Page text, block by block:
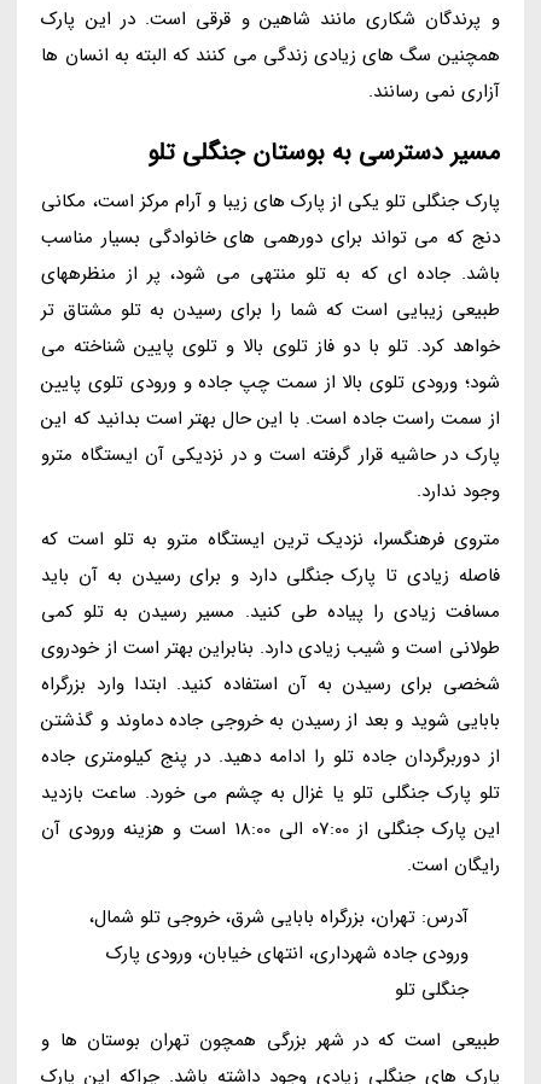
و پرندگان شکاری مانند شاهین و قرقی است. در این پارک
همچنین سگ های زیادی زندگی می کنند که البته به انسان ها
آزاری نمی رسانند.
مسیر دسترسی به بوستان جنگلی تلو
پارک جنگلی تلو یکی از پارک های زیبا و آرام مرکز است، مکانی
دنج که می تواند برای دورهمی های خانوادگی بسیار مناسب
باشد. جاده ای که به تلو منتهی می شود، پر از منظرههای
طبیعی زیبایی است که شما را برای رسیدن به تلو مشتاق تر
خواهد کرد. تلو با دو فاز تلوی بالا و تلوی پایین شناخته می
شود؛ ورودی تلوی بالا از سمت چپ جاده و ورودی تلوی پایین
از سمت راست جاده است. با این حال بهتر است بدانید که این
پارک در حاشیه قرار گرفته است و در نزدیکی آن ایستگاه مترو
وجود ندارد.
متروی فرهنگسرا، نزدیک ترین ایستگاه مترو به تلو است که
فاصله زیادی تا پارک جنگلی دارد و برای رسیدن به آن باید
مسافت زیادی را پیاده طی کنید. مسیر رسیدن به تلو کمی
طولانی است و شیب زیادی دارد. بنابراین بهتر است از خودروی
شخصی برای رسیدن به آن استفاده کنید. ابتدا وارد بزرگراه
بابایی شوید و بعد از رسیدن به خروجی جاده دماوند و گذشتن
از دوربرگردان جاده تلو را ادامه دهید. در پنج کیلومتری جاده
تلو پارک جنگلی تلو یا غزال به چشم می خورد. ساعت بازدید
این پارک جنگلی از 07:00 الی 18:00 است و هزینه ورودی آن
رایگان است.
آدرس: تهران، بزرگراه بابایی شرق، خروجی تلو شمال،
ورودی جاده شهرداری، انتهای خیابان، ورودی پارک
جنگلی تلو
طبیعی است که در شهر بزرگی همچون تهران بوستان ها و
پارک های جنگلی زیادی وجود داشته باشد. چراکه این پارک